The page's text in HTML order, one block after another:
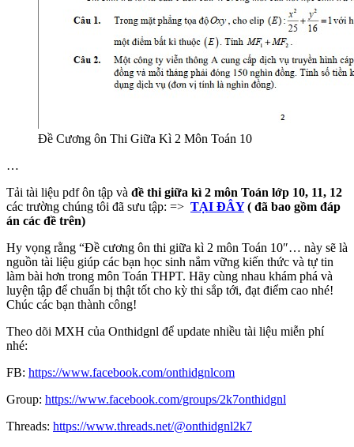
Đề Cương ôn Thi Giữa Kì 2 Môn Toán 10
…
Tải tài liệu pdf ôn tập và đề thi giữa kì 2 môn Toán lớp 10, 11, 12
các trường chúng tôi đã sưu tập: => TẠI ĐÂY( đã bao gồm đáp
án các đề trên)
Hy vọng rằng “Đề cương ôn thi giữa kì 2 môn Toán 10″… này sẽ là
nguồn tài liệu giúp các bạn học sinh nắm vững kiến thức và tự tin
làm bài hơn trong môn Toán THPT. Hãy cùng nhau khám phá và
luyện tập để chuẩn bị thật tốt cho kỳ thi sắp tới, đạt điểm cao nhé!
Chúc các bạn thành công!
Theo dõi MXH của Onthidgnl để update nhiều tài liệu miễn phí
nhé:
FB: https://www.facebook.com/onthidgnlcom
Group: https://www.facebook.com/groups/2k7onthidgnl
Threads: https://www.threads.net/@onthidgnl2k7